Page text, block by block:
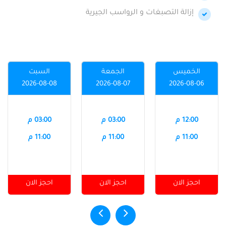
إزالة التصبغات و الرواسب الجيرية
الخميس
2026-08-06
12:00 م
11:00 م
احجز الان
الجمعة
2026-08-07
03:00 م
11:00 م
احجز الان
السبت
2026-08-08
03:00 م
11:00 م
احجز الان